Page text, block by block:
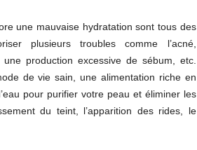
une mauvaise hydratation sont tous des
plusieurs troubles comme l’acné,
production excessive de sébum, etc.
de vie sain, une alimentation riche en
pour purifier votre peau et éliminer les
du teint, l’apparition des rides, le